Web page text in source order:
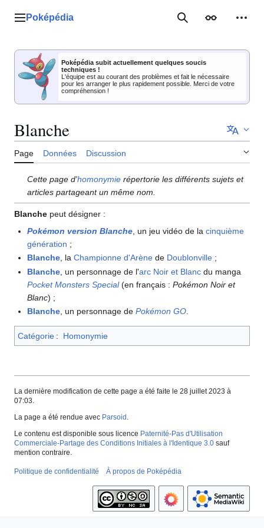
Menu principal
Poképédia RechercherApparence
Poképédia subit actuellement quelques soucis
techniques !
L'équipe est au courant des problèmes et fait le nécessaire
pour les arranger le plus rapidement possible. Merci de votre
compréhension !
Blanche
Page Données Discussion
Cette page d'homonymie répertorie les différents sujets et
articles partageant un même nom.
Blanche peut désigner :
Pokémon version Blanche , un jeu vidéo de lacinquième
génération ;
Blanche, laChampionne d'Arène de Doublonville ;
Blanche , un personnage de l'arc Noir et Blanc du manga
Pocket Monsters Special(en français :Pokémon Noir et
Blanc) ;
Blanche , un personnage dePokémon GO
Catégorie : Homonymie
La dernière modification de cette page a été faite le 28 juillet 2023 à
07:03.
La page a été rendue avec Parsoid .
Le contenu est disponible sous licence Paternité-Pas d'Utilisation
Commerciale-Partage des Conditions Initiales à l'Identique 3.0 sauf
mention contraire.
Politique de confidentialité À propos de Poképédia